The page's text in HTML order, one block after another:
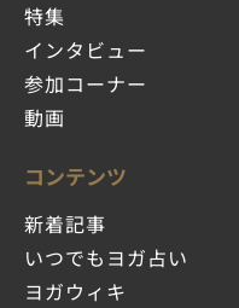
特集
インタビュー
参加コーナー
動画
コンテンツ
新着記事
いつでもヨガ占い
ヨガウィキ